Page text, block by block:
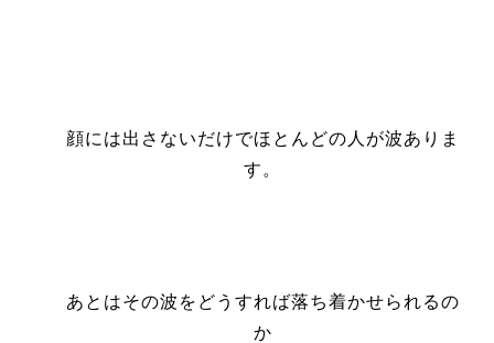
顔には出さないだけでほとんどの人が波ありま
す。
あとはその波をどうすれば落ち着かせられるの
か